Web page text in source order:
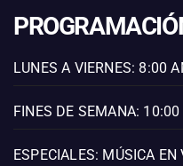
LUNES A VIERNES: 8:00
FINES DE SEMANA:
ESPECIALES: MÚSICA EN